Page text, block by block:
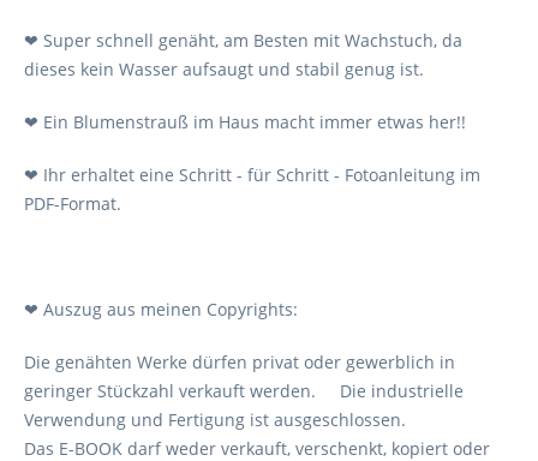
❤ Super schnell genäht, am Besten mit Wachstuch, da
dieses kein Wasser aufsaugt und stabil genug ist.
❤ Ein Blumenstrauß im Haus macht immer etwas her!!
❤ Ihr erhaltet eine Schritt - für Schritt - Fotoanleitung im
PDF-Format.
❤ Auszug aus meinen Copyrights:
Die genähten Werke dürfen privat oder gewerblich in
geringer Stückzahl verkauft werden. Die industrielle
Verwendung und Fertigung ist ausgeschlossen.
Das E-BOOK darf weder verkauft, verschenkt, kopiert oder